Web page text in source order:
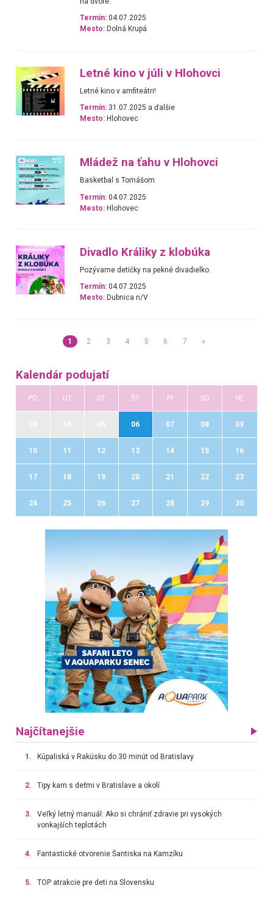
Termín: 04.07.2025
Mesto: Dolná Krupá
Letné kino v júli v Hlohovci
Letné kino v amfiteátri!
Termín: 31.07.2025 a ďalšie
Mesto: Hlohovec
Mládež na ťahu v Hlohovci
Basketbal s Tomášom
Termín: 04.07.2025
Mesto: Hlohovec
Divadlo Králiky z klobúka
Pozývame detičky na pekné divadielko.
Termín: 04.07.2025
Mesto: Dubnica n/V
1 2 3 4 5 6 7 »
Kalendár podujatí
PO UT ST ŠT PI SO NE
06 07 08 09
10 11 12 13 14 15 16
17 18 19 20 21 22 23
24 25 26 27 28 29 30
Najčítanejšie
1. Kúpaliská v Rakúsku do 30 minút od Bratislavy
2. Tipy kam s deťmi v Bratislave a okolí
3.
Veľký letný manuál: Ako si chrániť zdravie pri vysokých
vonkajších teplotách
4. Fantastické otvorenie Šantiska na Kamzíku
5. TOP atrakcie pre deti na Slovensku